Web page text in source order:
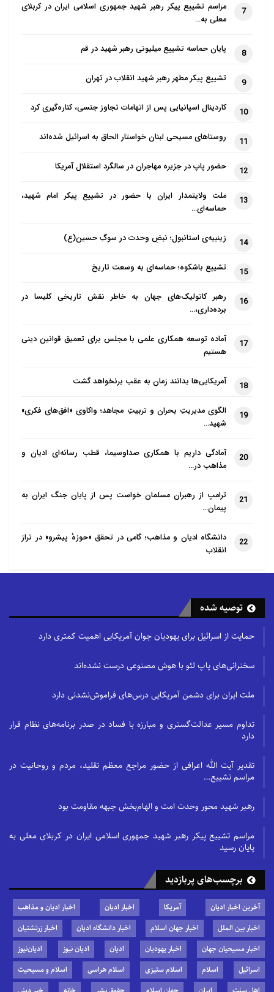
7
مراسم تشییع پیکر رهبر شهید جمهوری اسلامی ایران در کربلای
معلی به…
8 پایان حماسه تشییع میلیونی رهبر شهید در قم
9 تشییع پیکر مطهر رهبر شهید انقلاب در تهران
10 کاردینال اسپانیایی پس از اتهامات تجاوز جنسی، کناره‌گیری کرد
11 روستاهای مسیحی لبنان خواستار الحاق به اسرائیل شده‌اند
12 حضور پاپ در جزیره مهاجران در سالگرد استقلال آمریکا
13
ملت ولایتمدار ایران با حضور در تشییع پیکر امام شهید،
حماسه‌ای…
14 زینبیه‌ی استانبول؛ نبضِ وحدت در سوگِ حسین(ع)
15 تشییع باشکوه؛ حماسه‌ای به وسعت تاریخ
16
رهبر کاتولیک‌های جهان به خاطر نقش تاریخی کلیسا در
برده‌داری،…
17
آماده توسعه همکاری علمی با مجلس برای تعمیق قوانین دینی
هستیم
18 آمریکایی‌ها بدانند زمان به عقب برنخواهد گشت
19
الگوی مدیریتِ بحران و تربیتِ مجاهد؛ واکاوی «افق‌های فکری»
شهید…
20
آمادگی داریم با همکاری صداوسیما، قطب رسانه‌ای ادیان و
مذاهب در…
21
ترامپ از رهبران مسلمان خواست پس از پایان جنگ ایران به
پیمان…
22
دانشگاه ادیان و مذاهب؛ گامی در تحقق «حوزهٔ پیشرو» در تراز
انقلاب
توصیه شده
حمایت از اسرائیل برای یهودیان جوان آمریکایی اهمیت کمتری دارد
سخنرانی‌های پاپ لئو با هوش مصنوعی درست نشده‌اند
ملت ایران برای دشمن آمریکایی درس‌های فراموش‌نشدنی دارد
تداوم مسیر عدالت‌گستری و مبارزه با فساد در صدر برنامه‌های نظام قرار
دارد
تقدیر آیت الله اعرافی از حضور مراجع معظم تقلید، مردم و روحانیت در
مراسم تشییع…
رهبر شهید محور وحدت امت و الهام‌بخش جبهه مقاومت بود
مراسم تشییع پیکر رهبر شهید جمهوری اسلامی ایران در کربلای معلی به
پایان رسید
برچسب‌های پربازدید
آخرین اخبار ادیان آمریکا اخبار ادیان
اخبار ادیان و مذاهب
اخبار بین الملل
اخبار جهان اسلام اخبار دانشگاه ادیان
اخبار زرتشتیان
اخبار مسیحیان جهان
اخبار یهودیان ادیان ادیان نیوز
ادیان‌نیوز
اسرائیل
اسلام اسلام ستیزی اسلام هراسی
اسلام و مسیحیت